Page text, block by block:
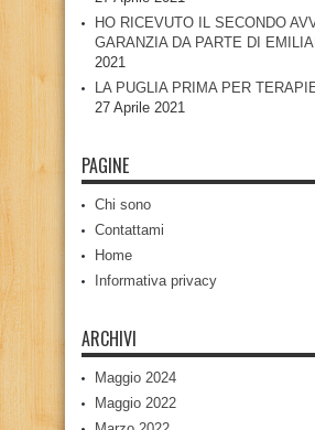
HO RICEVUTO IL SECONDO
GARANZIA DA PARTE DI
2021
LA PUGLIA PRIMA PER
27 Aprile 2021
PAGINE
Chi sono
Contattami
Home
Informativa privacy
ARCHIVI
Maggio 2024
Maggio 2022